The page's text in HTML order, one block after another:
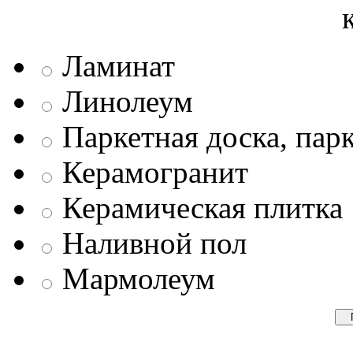
Ламинат
Линолеум
Паркетная доска,
Керамогранит
Керамическая плитка
Наливной пол
Мармолеум